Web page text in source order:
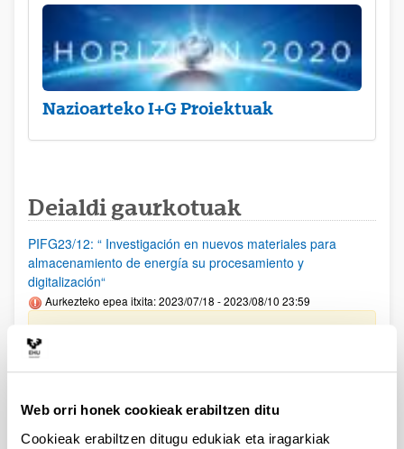
Web orri honek cookieak erabiltzen ditu
Cookieak erabiltzen ditugu edukiak eta iragarkiak
Nazioarteko I+G Proiektuak
Deialdi gaurkotuak
PIFG23/12: “ Investigación en nuevos materiales para
almacenamiento de energía su procesamiento y
digitalización“
Aurkezteko epea itxita: 2023/07/18 - 2023/08/10 23:59
Beka emateko proposamena argitaratu da(2023/09/12)
PIFG23/14: “ Hizkuntzaren Prozesamentua“